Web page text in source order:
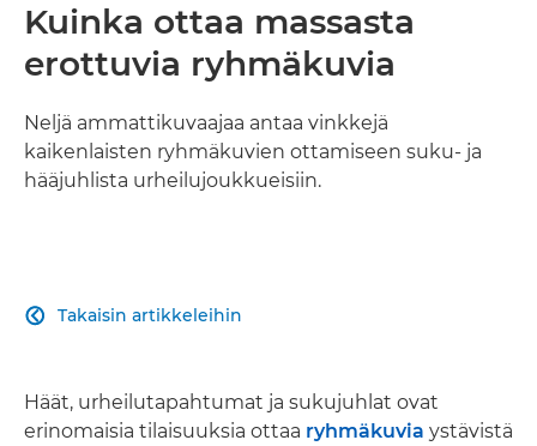
Kuinka ottaa massasta
erottuvia ryhmäkuvia
Neljä ammattikuvaajaa antaa vinkkejä
kaikenlaisten ryhmäkuvien ottamiseen suku- ja
hääjuhlista urheilujoukkueisiin.
Takaisin artikkeleihin

Häät, urheilutapahtumat ja sukujuhlat ovat
erinomaisia tilaisuuksia ottaa ryhmäkuvia ystävistä